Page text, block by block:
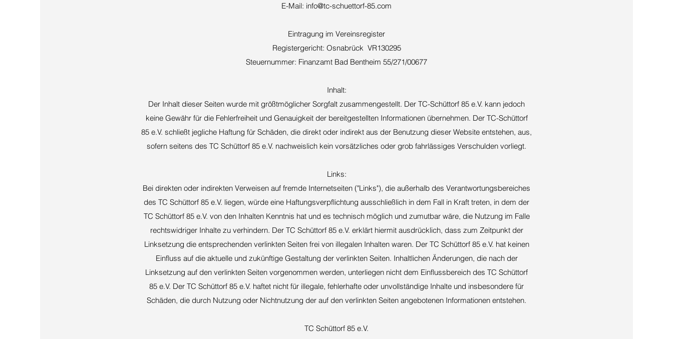
E-Mail: info@tc-schuettorf-85.com
Eintragung im Vereinsregister
Registergericht: Osnabrück VR130295
Steuernummer: Finanzamt Bad Bentheim 55/271/00677
Inhalt:
Der Inhalt dieser Seiten wurde mit größtmöglicher Sorgfalt zusammengestellt. Der TC-Schüttorf 85 e.V. kann jedoch
keine Gewähr für die Fehlerfreiheit und Genauigkeit der bereitgestellten Informationen übernehmen. Der TC-Schüttorf
85 e.V. schließt jegliche Haftung für Schäden, die direkt oder indirekt aus der Benutzung dieser Website entstehen, aus,
sofern seitens des TC Schüttorf 85 e.V. nachweislich kein vorsätzliches oder grob fahrlässiges Verschulden vorliegt.
Links:
Bei direkten oder indirekten Verweisen auf fremde Internetseiten ("Links"), die außerhalb des Verantwortungsbereiches
des TC Schüttorf 85 e.V. liegen, würde eine Haftungsverpflichtung ausschließlich in dem Fall in Kraft treten, in dem der
TC Schüttorf 85 e.V. von den Inhalten Kenntnis hat und es technisch möglich und zumutbar wäre, die Nutzung im Falle
rechtswidriger Inhalte zu verhindern. Der TC Schüttorf 85 e.V. erklärt hiermit ausdrücklich, dass zum Zeitpunkt der
Linksetzung die entsprechenden verlinkten Seiten frei von illegalen Inhalten waren. Der TC Schüttorf 85 e.V. hat keinen
Einfluss auf die aktuelle und zukünftige Gestaltung der verlinkten Seiten. Inhaltlichen Änderungen, die nach der
Linksetzung auf den verlinkten Seiten vorgenommen werden, unterliegen nicht dem Einflussbereich des TC Schüttorf
85 e.V. Der TC Schüttorf 85 e.V. haftet nicht für illegale, fehlerhafte oder unvollständige Inhalte und insbesondere für
Schäden, die durch Nutzung oder Nichtnutzung der auf den verlinkten Seiten angebotenen Informationen entstehen.
TC Schüttorf 85 e.V.